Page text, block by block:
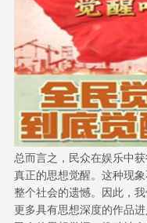
总而言之，民众在娱乐中
真正的思想觉醒。这种现
整个社会的遗憾。因此，
更多具有思想深度的作品